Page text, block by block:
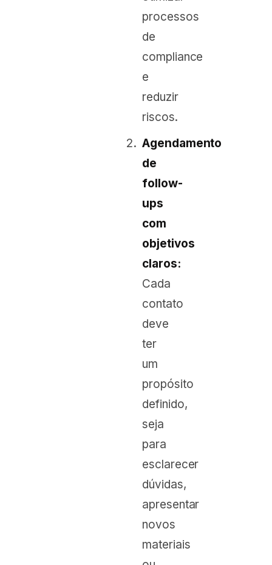
processos
de
compliance
e
reduzir
riscos.
Agendamento
de
follow-
ups
com
objetivos
claros:
Cada
contato
deve
ter
um
propósito
definido,
seja
para
esclarecer
dúvidas,
apresentar
novos
materiais